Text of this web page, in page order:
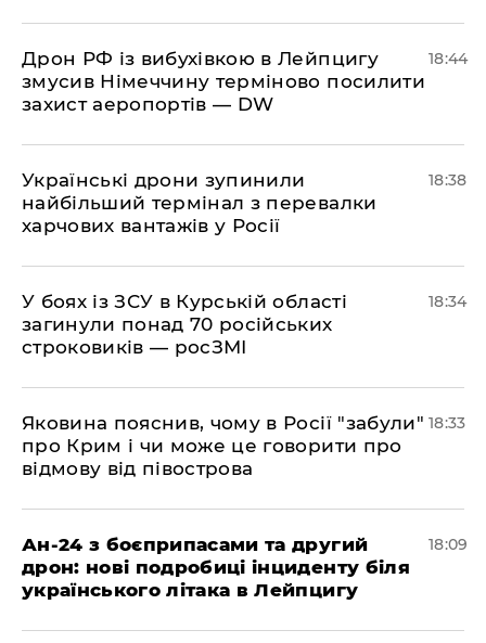
​Дрон РФ із вибухівкою в Лейпцигу
змусив Німеччину терміново посилити
захист аеропортів — DW
18:44
​Українські дрони зупинили
найбільший термінал з перевалки
харчових вантажів у Росії
18:38
​У боях із ЗСУ в Курській області
загинули понад 70 російських
строковиків — росЗМІ
18:34
​Яковина пояснив, чому в Росії "забули"
про Крим і чи може це говорити про
відмову від півострова
18:33
​Ан-24 з боєприпасами та другий
дрон: нові подробиці інциденту біля
українського літака в Лейпцигу
18:09